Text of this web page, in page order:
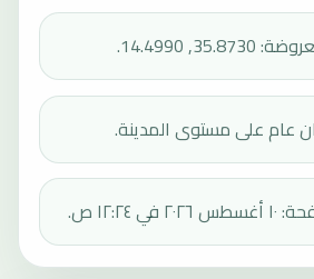
14.4990.
عام على مستوى المدينة.
ص.